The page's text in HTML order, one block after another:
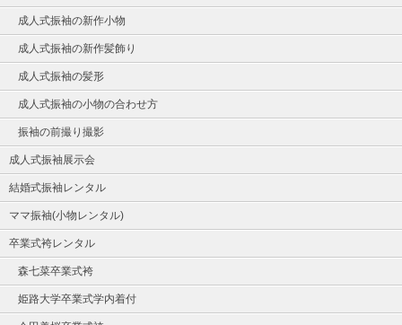
成人式振袖の新作小物
成人式振袖の新作髪飾り
成人式振袖の髪形
成人式振袖の小物の合わせ方
振袖の前撮り撮影
成人式振袖展示会
結婚式振袖レンタル
ママ振袖(小物レンタル)
卒業式袴レンタル
森七菜卒業式袴
姫路大学卒業式学内着付